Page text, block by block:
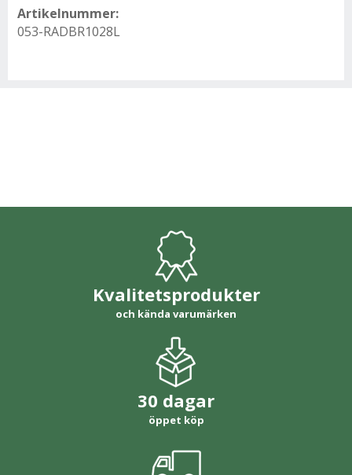
Artikelnummer:
053-RADBR1028L
Kvalitetsprodukter
och kända varumärken
30 dagar
öppet köp